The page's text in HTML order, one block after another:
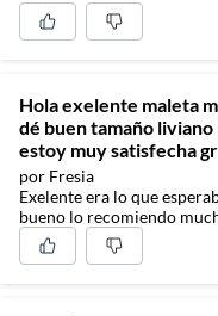
Hola exelente maleta
dé buen tamaño
estoy muy satisfecha
por Fresia
Exelente era lo que
bueno lo recomiendo